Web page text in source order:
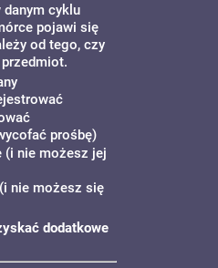
cyklu
pojawi się
od tego, czy
prośbę)
(i nie możesz jej
nie możesz się
dodatkowe